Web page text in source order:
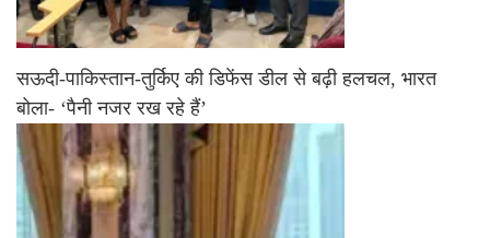
सऊदी-पाकिस्तान-तुर्किए की डिफेंस डील से बढ़ी हलचल, भारत
बोला- ‘पैनी नजर रख रहे हैं’